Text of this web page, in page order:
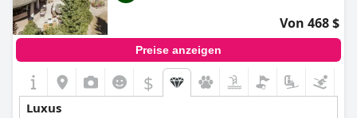
Von 468 $
Preise anzeigen
$
Luxus